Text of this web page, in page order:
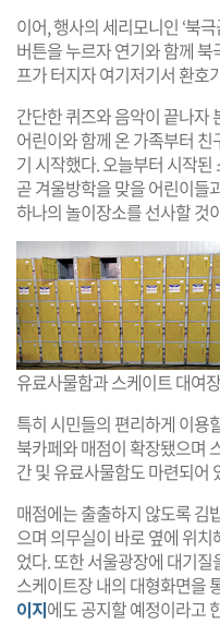
이어, 행사의 세리모니인 ‘북
버튼을 누르자 연기와 함께
프가 터지자 여기저기서 환호
간단한 퀴즈와 음악이 끝나자
어린이와 함께 온 가족부터
기 시작했다. 오늘부터 시작
곧 겨울방학을 맞을 어린이들
하나의 놀이장소를 선사할 것
유료사물함과 스케이트 대여
특히 시민들의 편리하게 이용
북카페와 매점이 확장됐으며
간 및 유료사물함도 마련되어
매점에는 출출하지 않도록 김
으며 의무실이 바로 옆에 위
었다. 또한 서울광장에 대기
스케이트장 내의 대형화면을
이지에도 공지할 예정이라고